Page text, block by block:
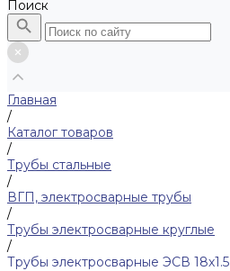
Поиск
Главная
/
Каталог товаров
/
Трубы стальные
/
ВГП, электросварные трубы
/
Трубы электросварные круглые
/
Трубы электросварные ЭСВ 18х1.5